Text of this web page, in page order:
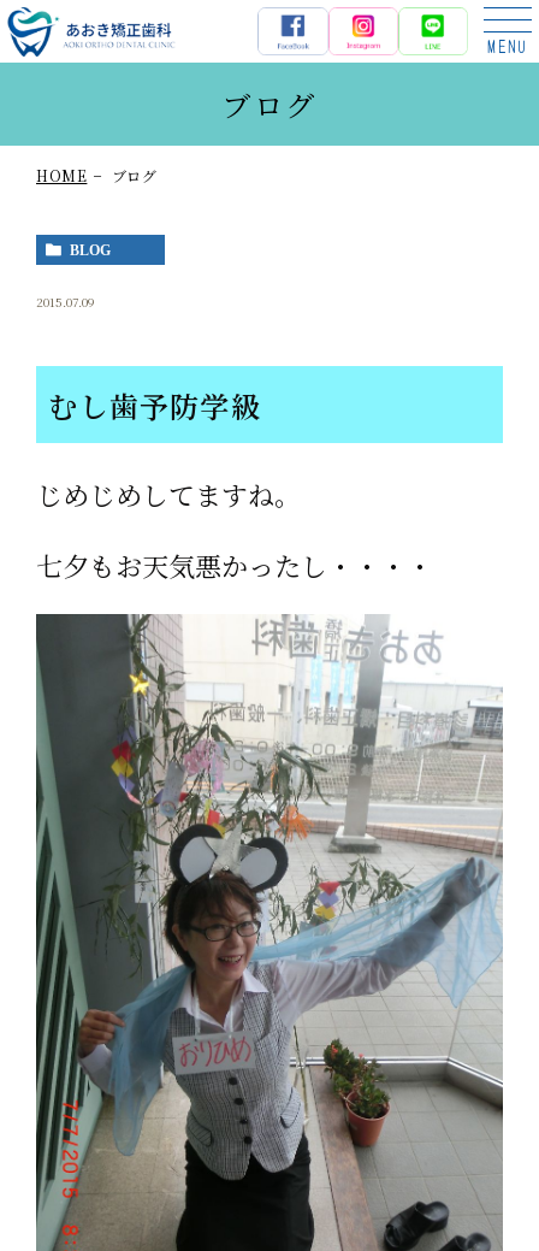
あおき矯正歯科
ブログ
HOME ブログ
BLOG
2015.07.09
むし歯予防学級
じめじめしてますね。
七夕もお天気悪かったし・・・・